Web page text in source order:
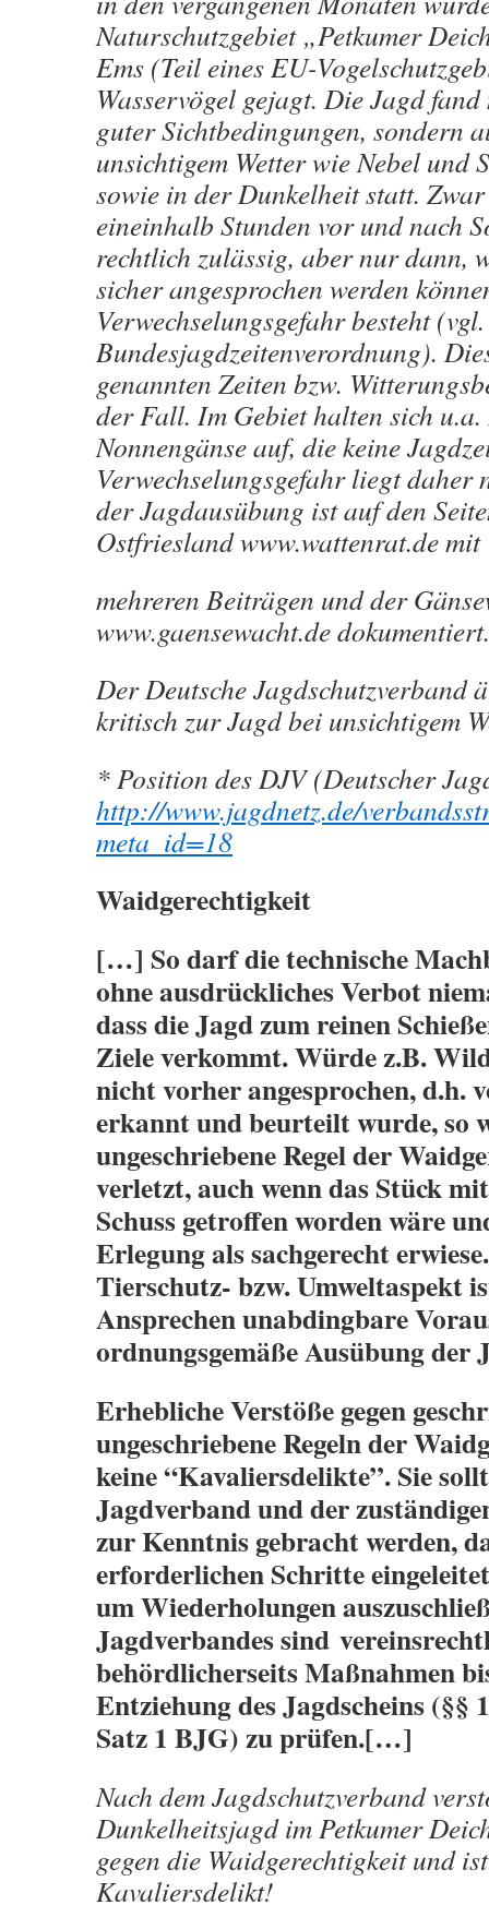
Naturschutzgebiet „Petkumer
Ems (Teil eines EU-
Wasservögel gejagt. Die Jagd
guter Sichtbedingungen, sondern
unsichtigem Wetter wie Nebel und
sowie in der Dunkelheit statt.
eineinhalb Stunden vor und nach
rechtlich zulässig, aber nur dann,
sicher angesprochen werden
Verwechselungsgefahr besteht
Bundesjagdzeitenverordnung).
genannten Zeiten bzw.
der Fall. Im Gebiet halten sich
Nonnengänse auf, die keine
Verwechselungsgefahr liegt daher
der Jagdausübung ist auf den
Ostfriesland www.wattenrat.de mit
mehreren Beiträgen und der
www.gaensewacht.de dokumentiert.
Der Deutsche Jagdschutzverband
kritisch zur Jagd bei unsichtigem
* Position des DJV (Deutscher
http://www.jagdnetz.de/
meta_id=18
Waidgerechtigkeit
[…] So darf die technische
ohne ausdrückliches Verbot
dass die Jagd zum reinen
Ziele verkommt. Würde z.B.
nicht vorher angesprochen, d.h.
erkannt und beurteilt wurde, so
ungeschriebene Regel der
verletzt, auch wenn das Stück
Schuss getroffen worden wäre
Erlegung als sachgerecht
Tierschutz- bzw. Umweltaspekt
Ansprechen unabdingbare
ordnungsgemäße Ausübung der
Erhebliche Verstöße gegen
ungeschriebene Regeln der
keine “Kavaliersdelikte”. Sie
Jagdverband und der
zur Kenntnis gebracht werden,
erforderlichen Schritte
um Wiederholungen
Jagdverbandes sind
behördlicherseits Maßnahmen
Entziehung des Jagdscheins (§§
Satz 1 BJG) zu prüfen.[…]
Nach dem Jagdschutzverband
Dunkelheitsjagd im Petkumer
gegen die Waidgerechtigkeit und
Kavaliersdelikt!